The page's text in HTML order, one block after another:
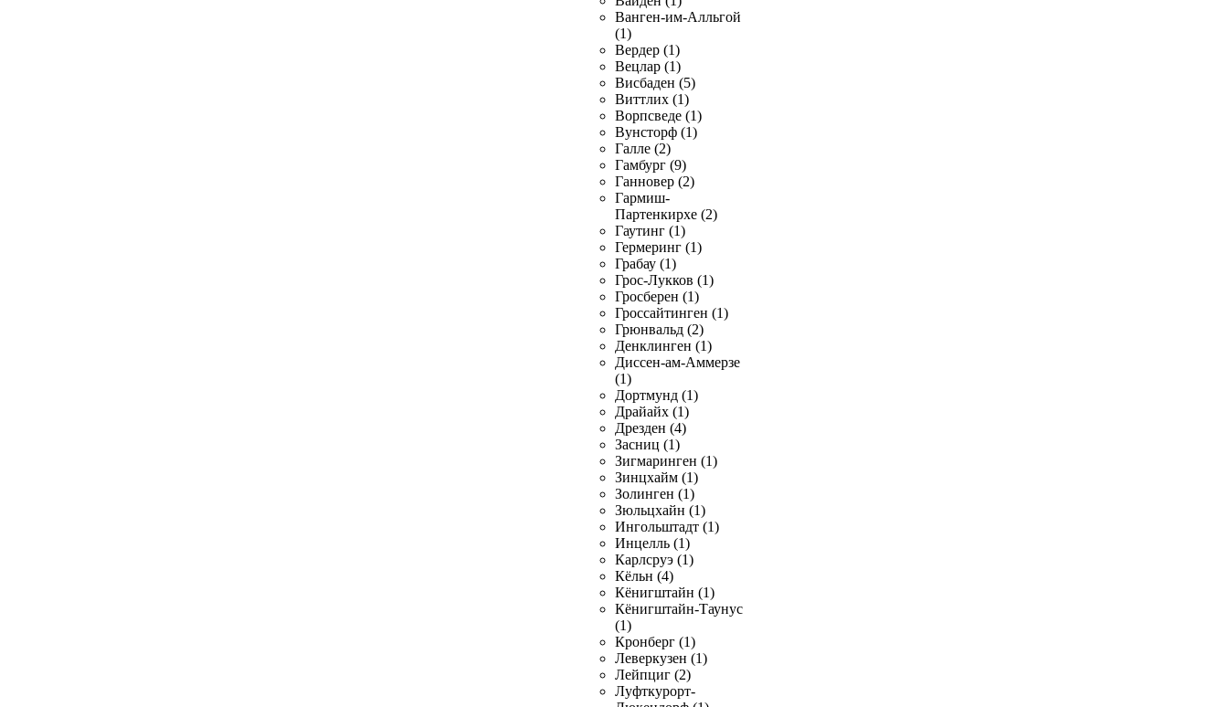
Ванген-им-Алльгой
(1)
Вердер (1)
Вецлар (1)
Висбаден (5)
Виттлих (1)
Ворпсведе (1)
Вунсторф (1)
Галле (2)
Гамбург (9)
Ганновер (2)
Гармиш-
Партенкирхе (2)
Гаутинг (1)
Гермеринг (1)
Грабау (1)
Грос-Лукков (1)
Гросберен (1)
Гроссайтинген (1)
Грюнвальд (2)
Денклинген (1)
Диссен-ам-Аммерзе
(1)
Дортмунд (1)
Драйайх (1)
Дрезден (4)
Засниц (1)
Зигмаринген (1)
Зинцхайм (1)
Золинген (1)
Зюльцхайн (1)
Ингольштадт (1)
Инцелль (1)
Карлсруэ (1)
Кёльн (4)
Кёнигштайн (1)
Кёнигштайн-Таунус
(1)
Кронберг (1)
Леверкузен (1)
Лейпциг (2)
Луфткурорт-